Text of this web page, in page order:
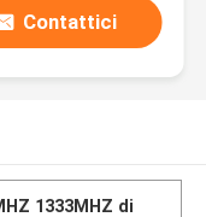
Contattici
1333MHZ di